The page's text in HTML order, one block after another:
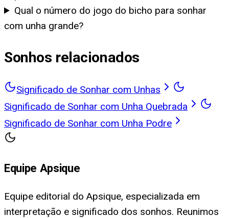
Qual o número do jogo do bicho para sonhar
com unha grande?
Sonhos relacionados
Significado de Sonhar com Unhas
Significado de Sonhar com Unha Quebrada
Significado de Sonhar com Unha Podre
Equipe Apsique
Equipe editorial do Apsique, especializada em
interpretação e significado dos sonhos. Reunimos